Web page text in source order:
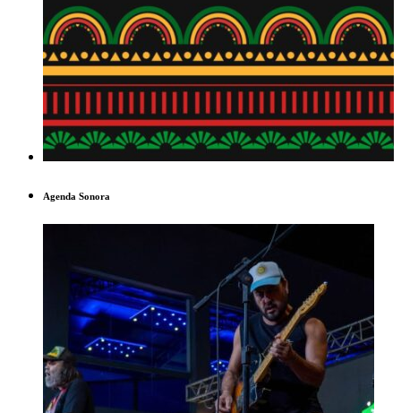
Agenda Sonora